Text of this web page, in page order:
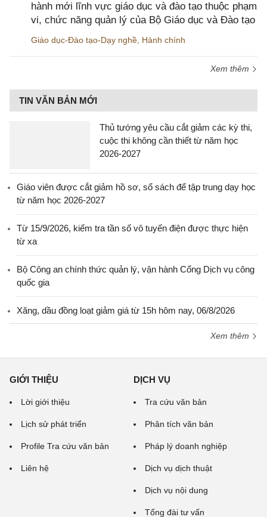
hành mới lĩnh vực giáo dục và đào tạo thuộc phạm
vi, chức năng quản lý của Bộ Giáo dục và Đào tạo
Giáo dục-Đào tạo-Dạy nghề Hành chính
Xem thêm
TIN VĂN BẢN MỚI
Thủ tướng yêu cầu cắt giảm các kỳ thi,
cuộc thi không cần thiết từ năm học
2026-2027
Giáo viên được cắt giảm hồ sơ, sổ sách để tập trung dạy học
từ năm học 2026-2027
Từ 15/9/2026, kiểm tra tần số vô tuyến điện được thực hiện
từ xa
Bộ Công an chính thức quản lý, vận hành Cổng Dịch vụ công
quốc gia
Xăng, dầu đồng loạt giảm giá từ 15h hôm nay, 06/8/2026
Xem thêm
GIỚI THIỆU
Lời giới thiệu
Lịch sử phát triển
Profile Tra cứu văn bản
Liên hệ
DỊCH VỤ
Tra cứu văn bản
Phân tích văn bản
Pháp lý doanh nghiệp
Dịch vụ dịch thuật
Dịch vụ nội dung
Tổng đài tư vấn